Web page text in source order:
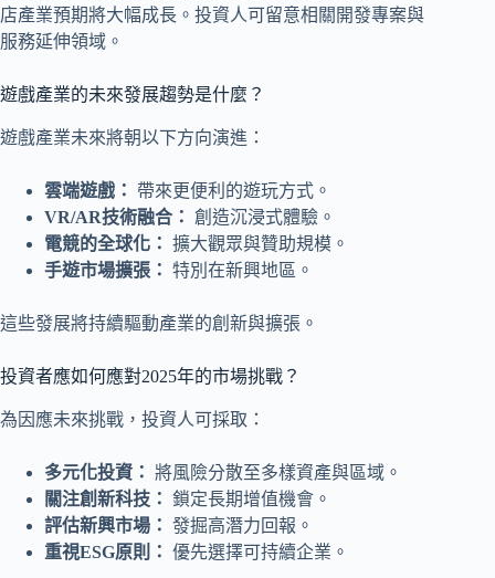
店產業預期將大幅成長。投資人可留意相關開發專案與
服務延伸領域。
遊戲產業的未來發展趨勢是什麼？
遊戲產業未來將朝以下方向演進：
雲端遊戲：
帶來更便利的遊玩方式。
VR/AR技術融合： 創造沉浸式體驗。
電競的全球化： 擴大觀眾與贊助規模。
手遊市場擴張： 特別在新興地區。
這些發展將持續驅動產業的創新與擴張。
投資者應如何應對2025年的市場挑戰？
為因應未來挑戰，投資人可採取：
多元化投資： 將風險分散至多樣資產與區域。
關注創新科技： 鎖定長期增值機會。
評估新興市場： 發掘高潛力回報。
重視ESG原則： 優先選擇可持續企業。